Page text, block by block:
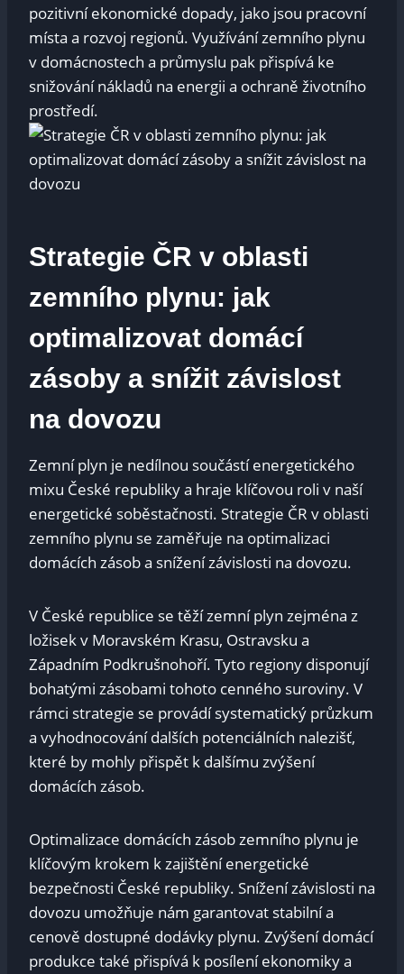
pozitivní ekonomické dopady, jako jsou pracovní
místa a rozvoj regionů. Využívání zemního plynu
v domácnostech a průmyslu pak přispívá ke
snižování nákladů na energii a ochraně životního
prostředí.
Strategie ČR v oblasti
zemního plynu: jak
optimalizovat domácí
zásoby a snížit závislost
na dovozu
Zemní plyn je nedílnou součástí energetického
mixu České republiky a hraje klíčovou roli v naší
energetické soběstačnosti. Strategie ČR v oblasti
zemního plynu se zaměřuje na optimalizaci
domácích zásob a snížení závislosti na dovozu.
V České republice se těží zemní plyn zejména z
ložisek v Moravském Krasu, Ostravsku a
Západním Podkrušnohoří. Tyto regiony disponují
bohatými zásobami tohoto cenného suroviny. V
rámci strategie se provádí systematický průzkum
a vyhodnocování dalších potenciálních nalezišť,
které by mohly přispět k dalšímu zvýšení
domácích zásob.
Optimalizace domácích zásob zemního plynu je
klíčovým krokem k zajištění energetické
bezpečnosti České republiky. Snížení závislosti na
dovozu umožňuje nám garantovat stabilní a
cenově dostupné dodávky plynu. Zvýšení domácí
produkce také přispívá k posílení ekonomiky a